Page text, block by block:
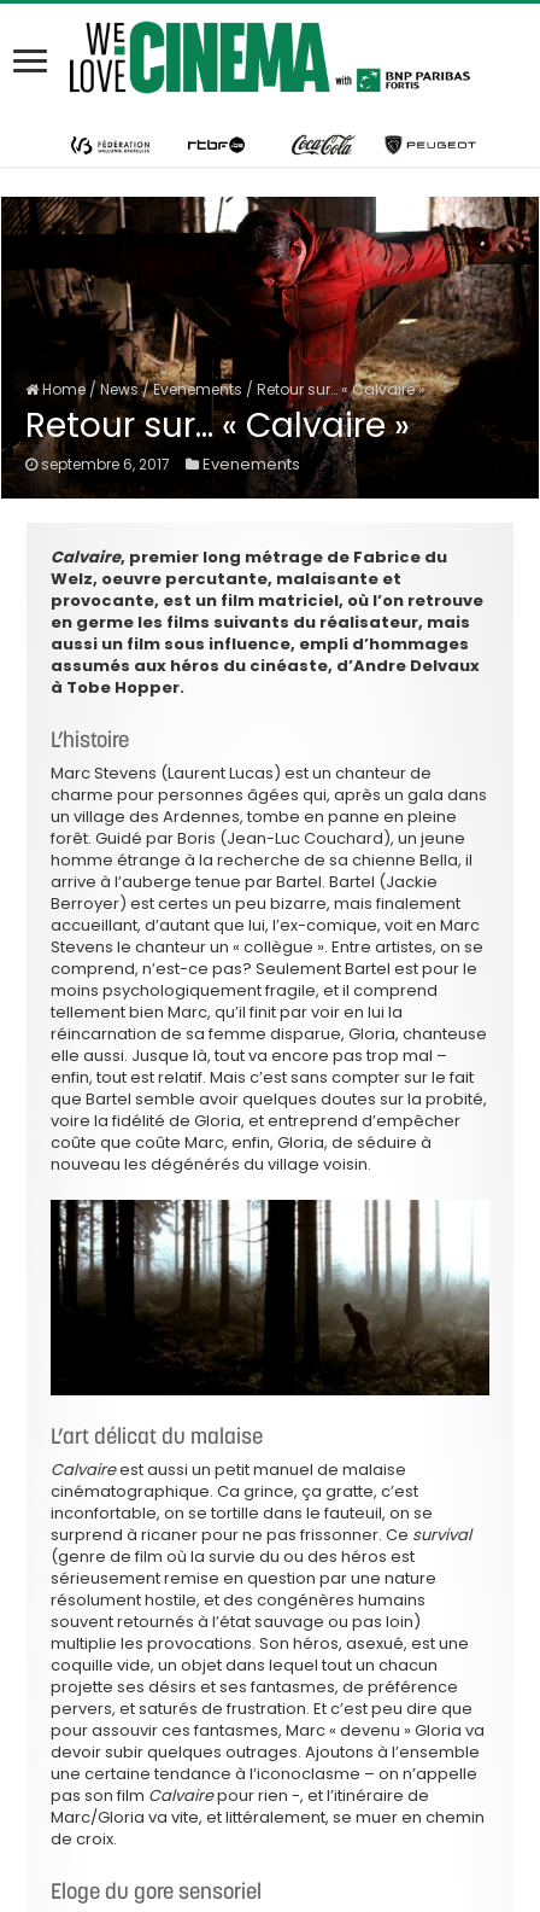
Home /News/Evenements / Retour sur… « Calvaire »
Retour sur… « Calvaire »
septembre 6, 2017 Evenements
Calvaire, premier long métrage de Fabrice du
Welz, oeuvre percutante, malaisante et
provocante, est un film matriciel, où l’on retrouve
en germe les films suivants du réalisateur, mais
aussi un film sous influence, empli d’hommages
assumés aux héros du cinéaste, d’Andre Delvaux
à Tobe Hopper.
L’histoire
Marc Stevens (Laurent Lucas) est un chanteur de
charme pour personnes âgées qui, après un gala dans
un village des Ardennes, tombe en panne en pleine
forêt. Guidé par Boris (Jean-Luc Couchard), un jeune
homme étrange à la recherche de sa chienne Bella, il
arrive à l’auberge tenue par Bartel. Bartel (Jackie
Berroyer) est certes un peu bizarre, mais finalement
accueillant, d’autant que lui, l’ex-comique, voit en Marc
Stevens le chanteur un « collègue ». Entre artistes, on se
comprend, n’est-ce pas? Seulement Bartel est pour le
moins psychologiquement fragile, et il comprend
tellement bien Marc, qu’il finit par voir en lui la
réincarnation de sa femme disparue, Gloria, chanteuse
elle aussi. Jusque là, tout va encore pas trop mal –
enfin, tout est relatif. Mais c’est sans compter sur le fait
que Bartel semble avoir quelques doutes sur la probité,
voire la fidélité de Gloria, et entreprend d’empêcher
coûte que coûte Marc, enfin, Gloria, de séduire à
nouveau les dégénérés du village voisin.
L’art délicat du malaise
Calvaireestaussi un petit manuel de malaise
cinématographique. Ca grince, ça gratte, c’est
inconfortable, on se tortille dans le fauteuil, on se
surprend à ricaner pour ne pas frissonner. Ce survival
(genre de film où la survie du ou des héros est
sérieusement remise en question par une nature
résolument hostile, et des congénères humains
souvent retournés à l’état sauvage ou pas loin)
multiplie les provocations. Son héros, asexué, est une
coquille vide, un objet dans lequel tout un chacun
projette ses désirs et ses fantasmes, de préférence
pervers, et saturés de frustration. Et c’est peu dire que
pour assouvir ces fantasmes, Marc « devenu » Gloria va
devoir subir quelques outrages. Ajoutons à l’ensemble
une certaine tendance à l’iconoclasme – on n’appelle
pas son film Calvairepour rien -, et l’itinéraire de
Marc/Gloria va vite, et littéralement, se muer en chemin
de croix.
Eloge du gore sensoriel